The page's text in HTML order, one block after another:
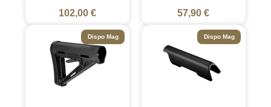
102,00 € 57,90 €
Dispo Mag Dispo Mag